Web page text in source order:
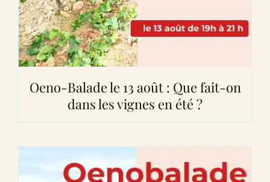
Oeno-Balade le 13 août : Que fait-on
dans les vignes en été ?